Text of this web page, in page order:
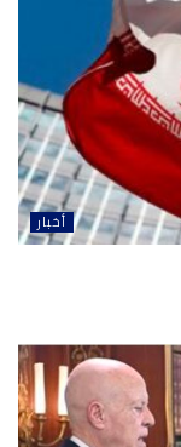
أخبار